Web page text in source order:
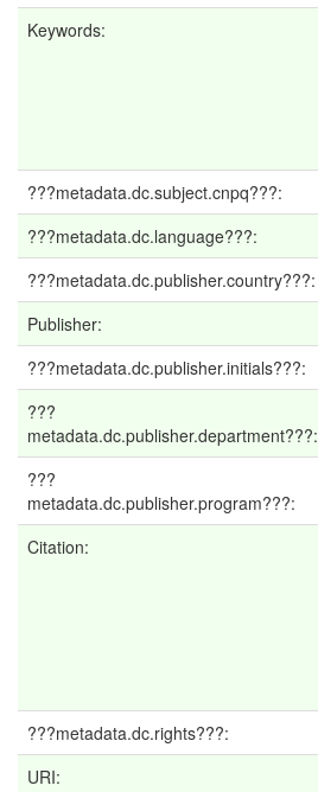
Keywords:
???metadata.dc.subject.cnpq???:
???metadata.dc.language???:
???metadata.dc.publisher.country???:
Publisher:
???metadata.dc.publisher.initials???:
???
metadata.dc.publisher.department???:
???
metadata.dc.publisher.program???:
Citation:
???metadata.dc.rights???:
URI: